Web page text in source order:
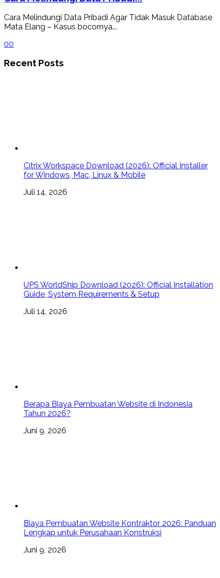
Cara Melindungi Data Pribadi Agar Tidak Masuk Database
Mata Elang – Kasus bocornya...
00
Recent Posts
Citrix Workspace Download (2026): Official Installer
for Windows, Mac, Linux & Mobile
Juli 14, 2026
UPS WorldShip Download (2026): Official Installation
Guide, System Requirements & Setup
Juli 14, 2026
Berapa Biaya Pembuatan Website di Indonesia
Tahun 2026?
Juni 9, 2026
Biaya Pembuatan Website Kontraktor 2026: Panduan
Lengkap untuk Perusahaan Konstruksi
Juni 9, 2026